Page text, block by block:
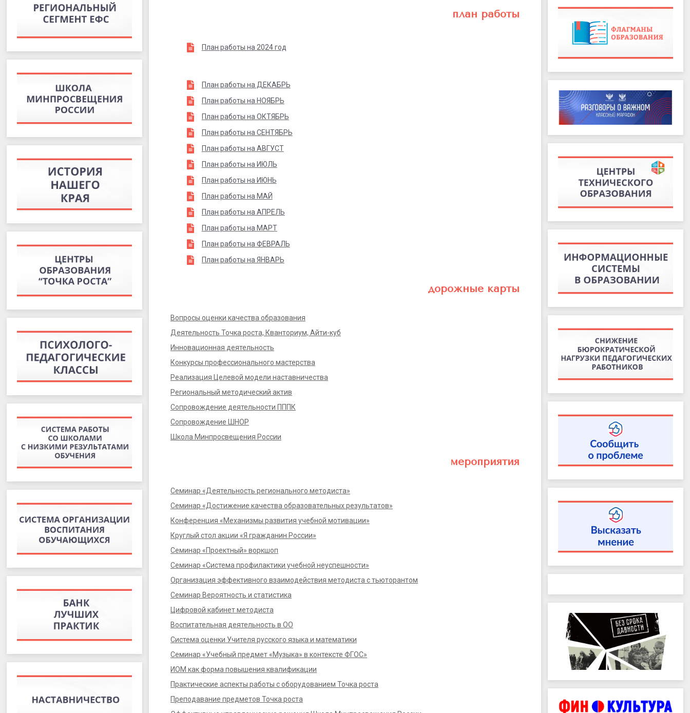
план работы
План работы на 2024 год
План работы на ДЕКАБРЬ
План работы на НОЯБРЬ
План работы на ОКТЯБРЬ
План работы на СЕНТЯБРЬ
План работы на АВГУСТ
План работы на ИЮЛЬ
План работы на ИЮНЬ
План работы на МАЙ
План работы на АПРЕЛЬ
План работы на МАРТ
План работы на ФЕВРАЛЬ
План работы на ЯНВАРЬ
дорожные карты
Вопросы оценки качества образования
Деятельность Точка роста, Кванториум, Айти-куб
Инновационная деятельность
Конкурсы профессионального мастерства
Реализация Целевой модели наставничества
Региональный методический актив
Сопровождение деятельности ПППК
Сопровождение ШНОР
Школа Минпросвещения России
мероприятия
Семинар «Деятельность регионального методиста»
Семинар «Достижение качества образовательных результатов»
Конференция «Механизмы развития учебной мотивации»
Круглый стол акции «Я гражданин России»
Семинар «Проектный» воркшоп
Семинар «Система профилактики учебной неуспешности»
Организация эффективного взаимодействия методиста с тьюторантом
Семинар Вероятность и статистика
Цифровой кабинет методиста
Воспитательная деятельность в ОО
Система оценки Учителя русского языка и математики
Семинар «Учебный предмет «Музыка» в контексте ФГОС»
ИОМ как форма повышения квалификации
Практические аспекты работы с оборудованием Точка роста
Преподавание предметов Точка роста